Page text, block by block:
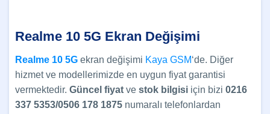
Realme 10 5G Ekran Değişimi
Realme 10 5G ekran değişimi Kaya GSM‘de. Diğer
hizmet ve modellerimizde en uygun fiyat garantisi
vermektedir. Güncel fiyat ve stok bilgisi için bizi 0216
337 5353/0506 178 1875 numaralı telefonlardan